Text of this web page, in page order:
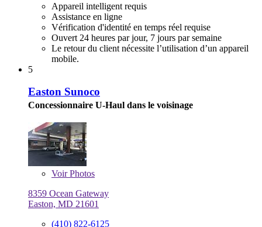
Appareil intelligent requis
Assistance en ligne
Vérification d'identité en temps réel requise
Ouvert 24 heures par jour, 7 jours par semaine
Le retour du client nécessite l’utilisation d’un appareil
mobile.
5
Easton Sunoco
Concessionnaire U-Haul dans le voisinage
VoirPhotos
8359 Ocean Gateway
Easton, MD 21601
(410) 822-6125